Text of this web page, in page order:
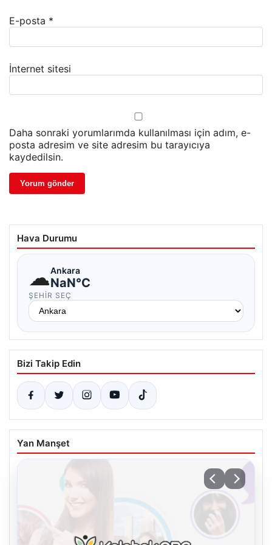
E-posta *
İnternet sitesi
Daha sonraki yorumlarımda kullanılması için adım, e-
posta adresim ve site adresim bu tarayıcıya
kaydedilsin.
Hava Durumu
☁Ankara
NaN°C
ŞEHIR SEÇ
Bizi Takip Edin
Yan Manşet